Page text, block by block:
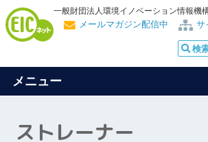
一般財団法人環境イノベーション情報機
サ
メールマガジン配信中
メニュー
ストレーナー